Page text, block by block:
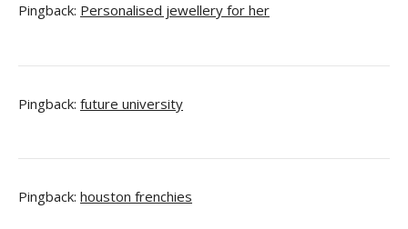
Pingback: Personalised jewellery for her
Pingback: future university
Pingback: houston frenchies